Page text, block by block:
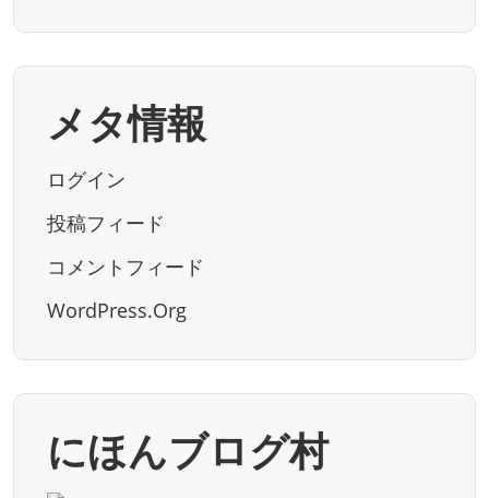
メタ情報
ログイン
投稿フィード
コメントフィード
WordPress.org
にほんブログ村